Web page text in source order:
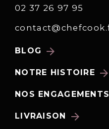
02 37 26 97 95
BLOG arrow_forward
NOTRE HISTOIRE arrow_forward
NOS ENGAGEMENTS
LIVRAISON arrow_forward